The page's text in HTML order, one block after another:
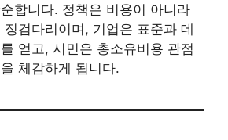
합니다. 정책은 비용이 아니라
검다리이며, 기업은 표준과 데
얻고, 시민은 총소유비용 관점
체감하게 됩니다.